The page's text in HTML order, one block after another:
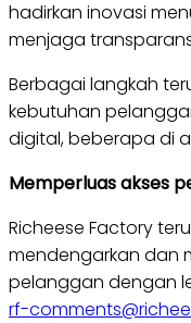
hadirkan inovasi
menjaga
Berbagai langkah
kebutuhan
digital, beberapa di
Memperluas akses
Richeese Factory
mendengarkan dan
pelanggan dengan
rf-